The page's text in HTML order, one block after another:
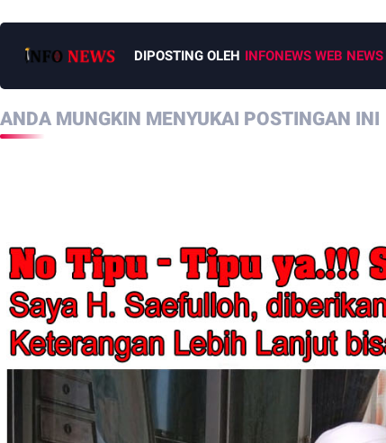
DIPOSTING OLEH INFONEWS WEB NEWS
ANDA MUNGKIN MENYUKAI POSTINGAN INI